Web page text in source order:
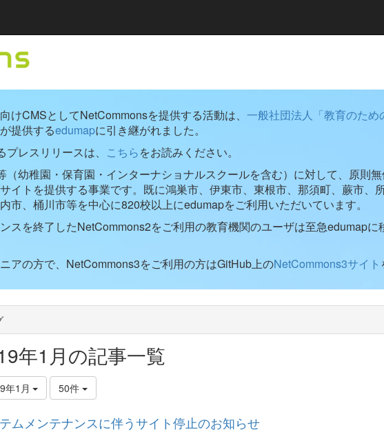
けCMSとしてNetCommonsを提供する活動は、 一般社団法人「教育のため
提供するedumapに引き継がれました。
レスリリースは、 こちらをお読みください。
（幼稚園・保育園・インターナショナルスクールを含む）に対して、原則
イトを提供する事業です。既に鴻巣市、伊東市、東根市、那須町、蕨市、
市、桶川市等を中心に820校以上にedumapをご利用いただいています。
スを終了したNetCommons2をご利用の教育機関のユーザは至急edumapに
アの方で、NetCommons3をご利用の方はGitHub上のNetCommons3サイト
年1月の記事一覧
年1月 50件
ムメンテナンスに伴うサイト停止のお知らせ